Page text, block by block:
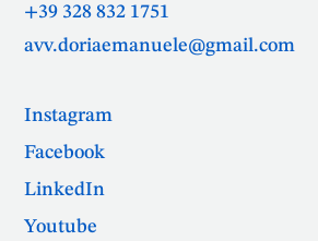
+39 328 832 1751
avv.doriaemanuele@gmail.com
Instagram
Facebook
LinkedIn
Youtube